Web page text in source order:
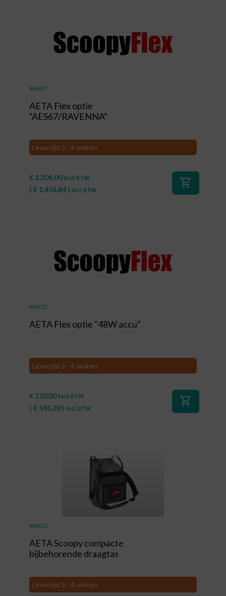
#84627
AETA Flex optie
"AES67/RAVENNA"
Levertijd 3 - 4 weken
€ 1.204,00 Excl. BTW
( € 1.456,84) Incl. BTW
shopping_cart
#84631
AETA Flex optie "48W accu"
Levertijd 3 - 4 weken
€ 120,00 Excl. BTW
( € 145,20) Incl. BTW
shopping_cart
#84633
AETA Scoopy compacte
bijbehorende draagtas
Levertijd 3 - 4 weken